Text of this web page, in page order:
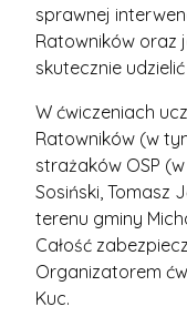
sprawnej
Ratowników oraz
skutecznie
W ćwiczeniach
Ratowników (w
strażaków OSP
Sosiński, Tomasz
terenu gminy
Całość
Organizatorem
Kuc.